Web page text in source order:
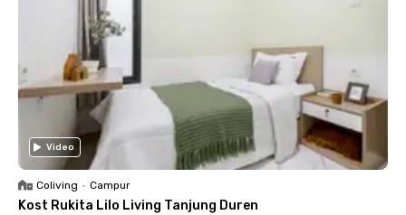
Video
Coliving • Campur
Kost Rukita Lilo Living Tanjung Duren